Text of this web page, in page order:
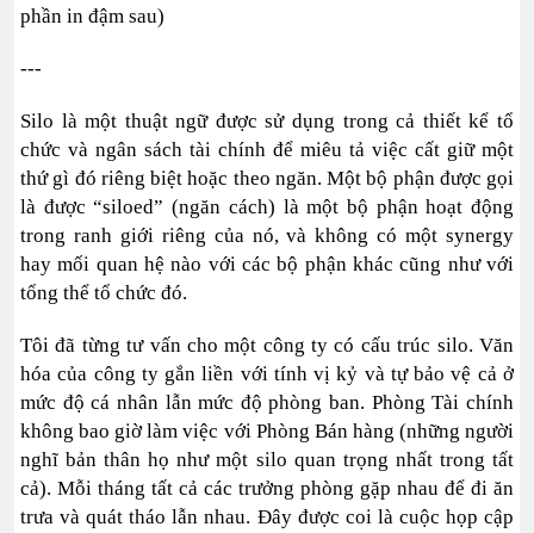
phần in đậm sau)
---
Silo là một thuật ngữ được sử dụng trong cả thiết kể tổ
chức và ngân sách tài chính để miêu tả việc cất giữ một
thứ gì đó riêng biệt hoặc theo ngăn. Một bộ phận được gọi
là được “siloed” (ngăn cách) là một bộ phận hoạt động
trong ranh giới riêng của nó, và không có một synergy
hay mối quan hệ nào với các bộ phận khác cũng như với
tổng thể tổ chức đó.
Tôi đã từng tư vấn cho một công ty có cấu trúc silo. Văn
hóa của công ty gắn liền với tính vị kỷ và tự bảo vệ cả ở
mức độ cá nhân lẫn mức độ phòng ban. Phòng Tài chính
không bao giờ làm việc với Phòng Bán hàng (những người
nghĩ bản thân họ như một silo quan trọng nhất trong tất
cả). Mỗi tháng tất cả các trưởng phòng gặp nhau để đi ăn
trưa và quát tháo lẫn nhau. Đây được coi là cuộc họp cập